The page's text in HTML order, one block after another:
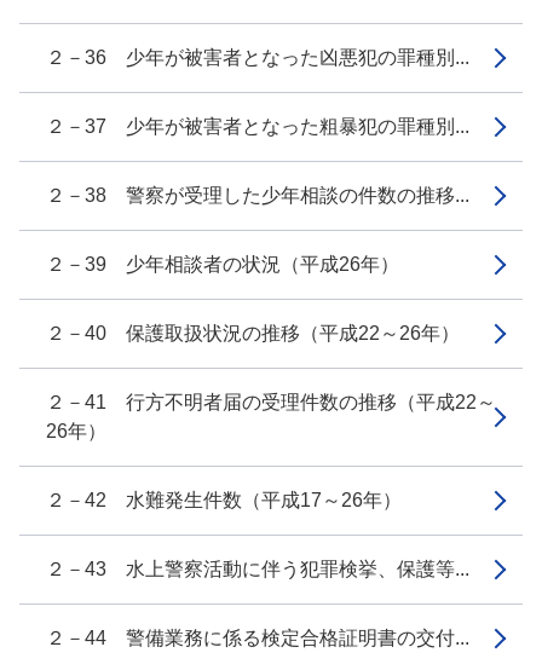
２－36 少年が被害者となった凶悪犯の罪種別...
２－37 少年が被害者となった粗暴犯の罪種別...
２－38 警察が受理した少年相談の件数の推移...
２－39 少年相談者の状況（平成26年）
２－40 保護取扱状況の推移（平成22～26年）
２－41 行方不明者届の受理件数の推移（平成22～
26年）
２－42 水難発生件数（平成17～26年）
２－43 水上警察活動に伴う犯罪検挙、保護等...
２－44 警備業務に係る検定合格証明書の交付...